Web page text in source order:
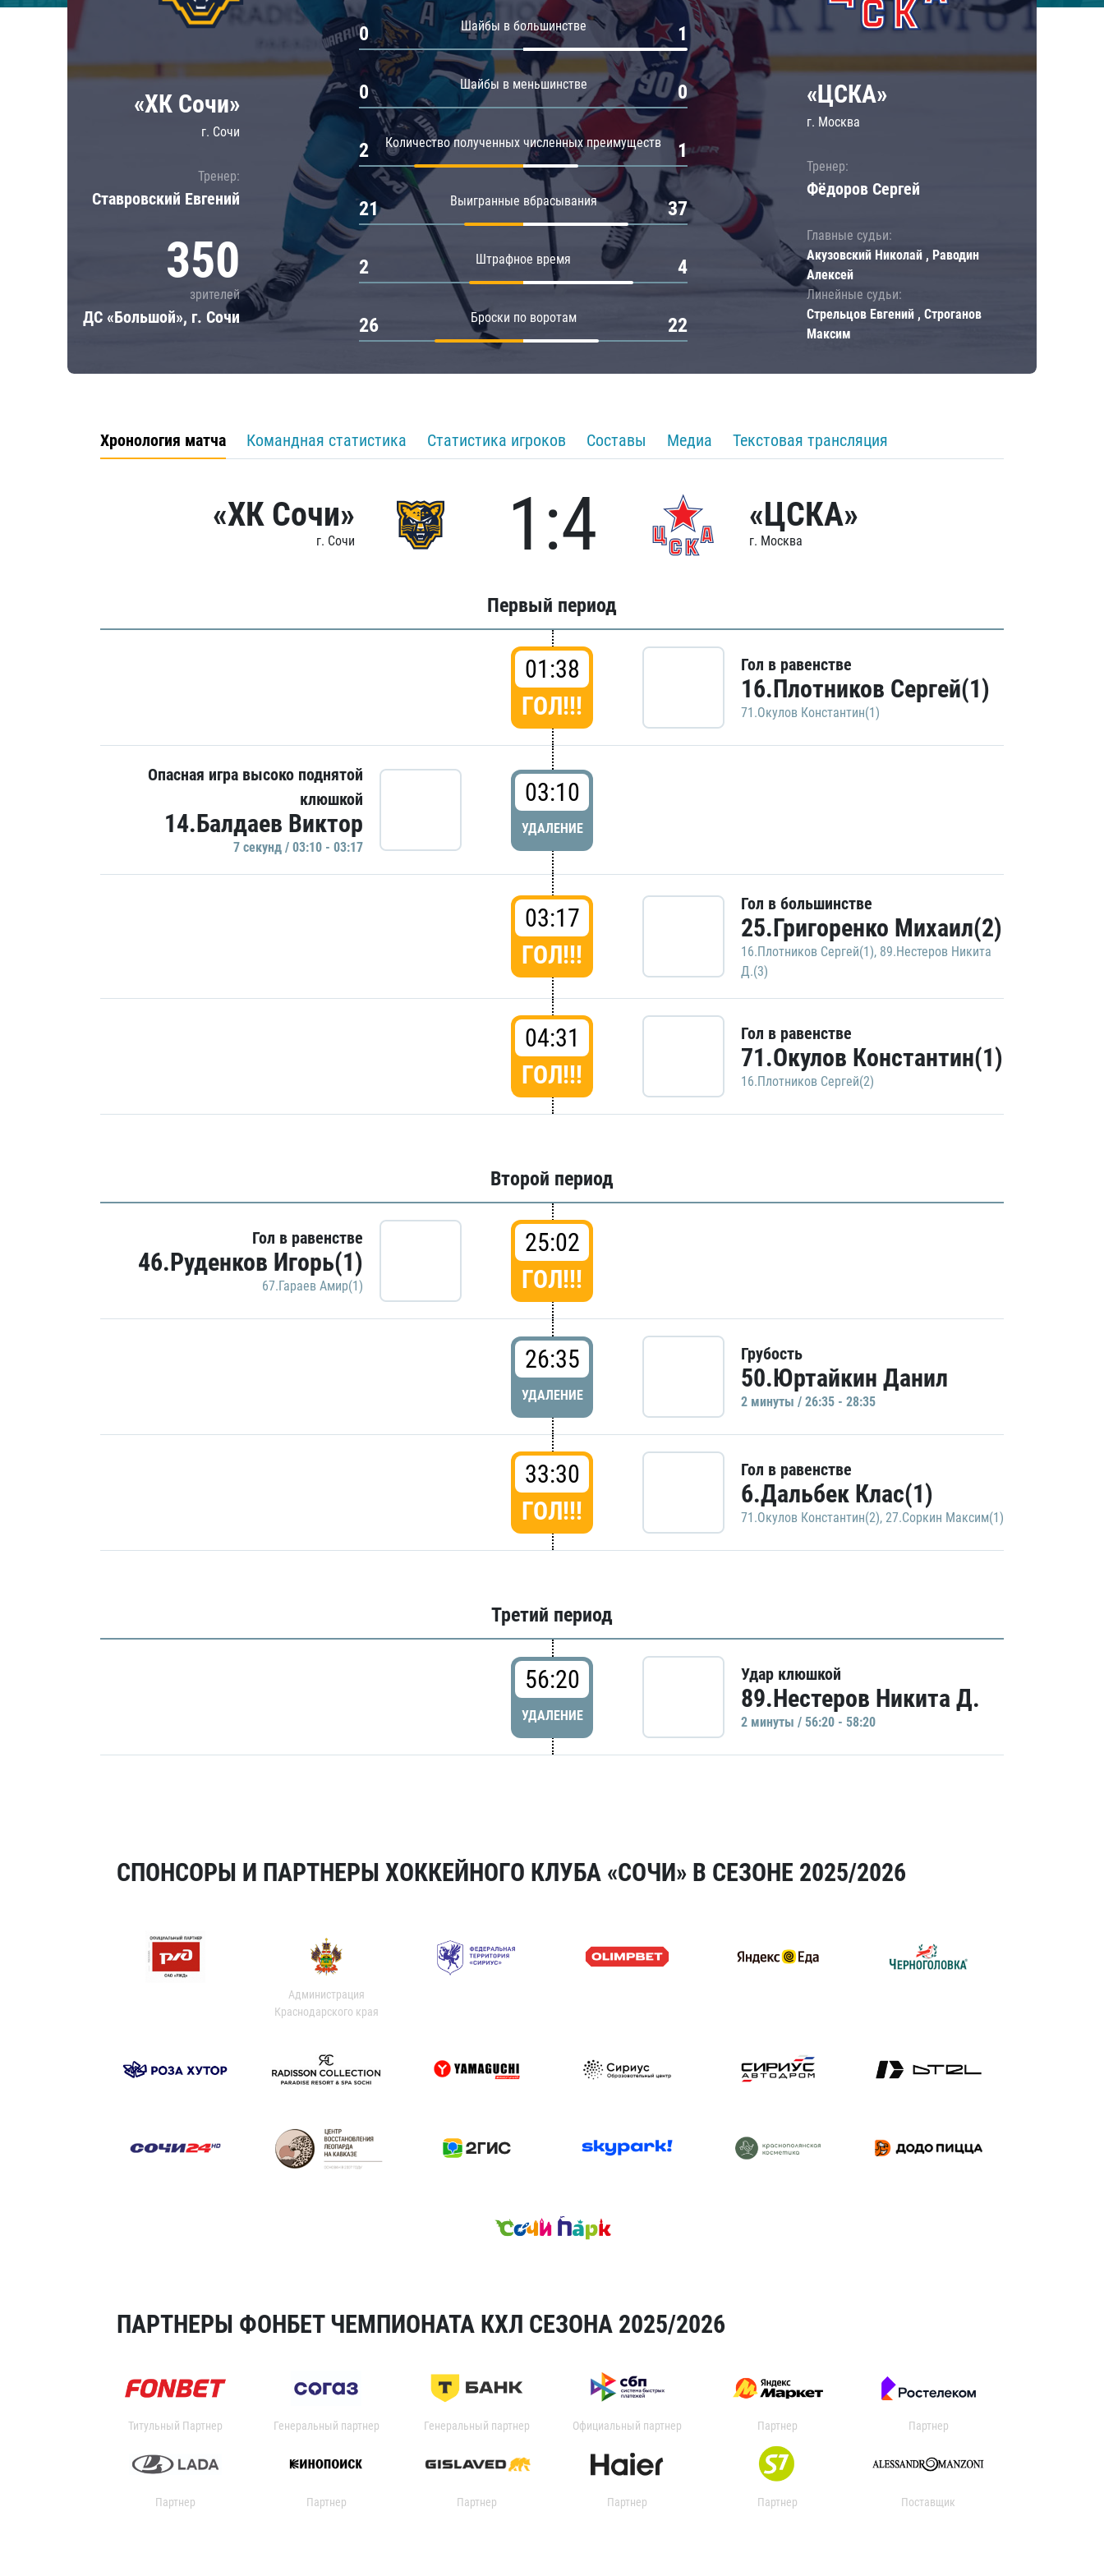
Локомотив
ЦСКА
Шанхайские Драконы
Амур
Барыс
Салават Юлаев
«ХК Сочи»
г. Сочи
Тренер:
Ставровский Евгений
350
зрителей
ДС «Большой», г. Сочи
Шайбы в большинстве
0 1
Шайбы в меньшинстве
0 0
Количество полученных численных преимуществ
2 1
Выигранные вбрасывания
21 37
Штрафное время
2 4
Броски по воротам
26 22
«ЦСКА»
г. Москва
Тренер:
Фёдоров Сергей
Главные судьи:
Акузовский Николай , Раводин
Алексей
Линейные судьи:
Стрельцов Евгений , Строганов
Максим
Хронология матча Командная статистика Статистика игроков Составы Медиа Текстовая трансляция
«ХК Сочи»
г. Сочи 1:4 «ЦСКА»
г. Москва
Первый период
01:38
ГОЛ!!!
Гол в равенстве
16.Плотников Сергей(1)
71.Окулов Константин(1)
Опасная игра высоко поднятой
клюшкой
14.Балдаев Виктор
7 секунд / 03:10 - 03:17
03:10
УДАЛЕНИЕ
03:17
ГОЛ!!!
Гол в большинстве
25.Григоренко Михаил(2)
16.Плотников Сергей(1), 89.Нестеров Никита
Д.(3)
04:31
ГОЛ!!!
Гол в равенстве
71.Окулов Константин(1)
16.Плотников Сергей(2)
Второй период
Гол в равенстве
46.Руденков Игорь(1)
67.Гараев Амир(1)
25:02
ГОЛ!!!
26:35
УДАЛЕНИЕ
Грубость
50.Юртайкин Данил
2 минуты / 26:35 - 28:35
33:30
ГОЛ!!!
Гол в равенстве
6.Дальбек Клас(1)
71.Окулов Константин(2), 27.Соркин Максим(1)
Третий период
56:20
УДАЛЕНИЕ
Удар клюшкой
89.Нестеров Никита Д.
2 минуты / 56:20 - 58:20
СПОНСОРЫ И ПАРТНЕРЫ ХОККЕЙНОГО КЛУБА «СОЧИ» В СЕЗОНЕ 2025/2026
Администрация
Краснодарского края
ПАРТНЕРЫ ФОНБЕТ ЧЕМПИОНАТА КХЛ СЕЗОНА 2025/2026
Титульный Партнер Генеральный партнер Генеральный партнер Официальный партнер Партнер Партнер
Партнер Партнер Партнер Партнер Партнер Поставщик